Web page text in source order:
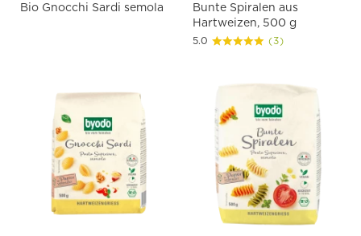
Bio Gnocchi Sardi semola
Bunte Spiralen aus
Hartweizen, 500 g
5.0 (3)